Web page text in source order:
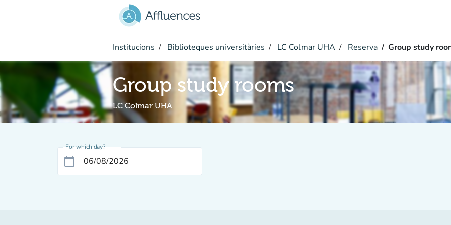
Institucions Biblioteques universitàries LC Colmar UHA Reserva Group study
Group study rooms
LC Colmar UHA
For which day?
calendar_today